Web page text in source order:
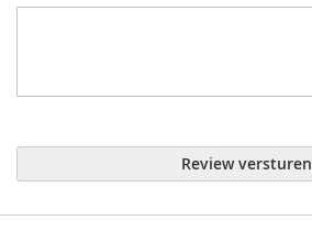
Review versturen